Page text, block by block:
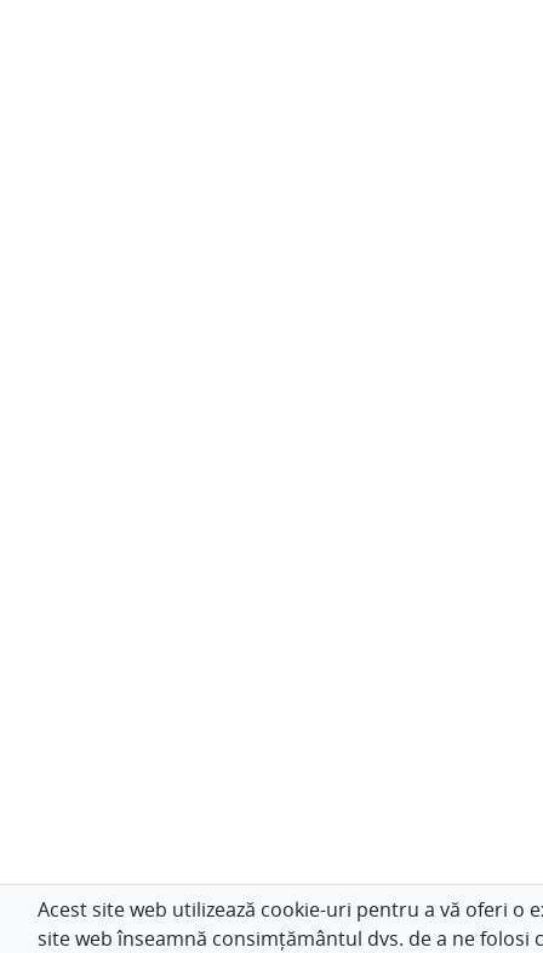
Acest site web utilizează cookie-uri pentru a vă oferi o
site web înseamnă consimțământul dvs. de a ne